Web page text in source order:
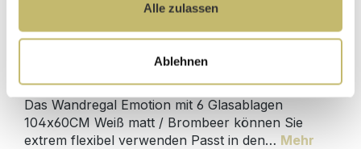
Alle zulassen
Ablehnen
Produktdetails
Das Wandregal Emotion mit 6 Glasablagen
104x60CM Weiß matt / Brombeer können Sie
extrem flexibel verwenden Passt in den… Mehr